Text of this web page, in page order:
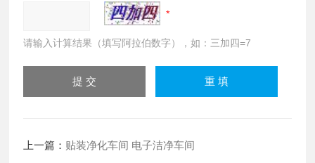
请输入计算结果（填写阿拉伯数字），如：三加四=7
上一篇： 贴装净化车间 电子洁净车间